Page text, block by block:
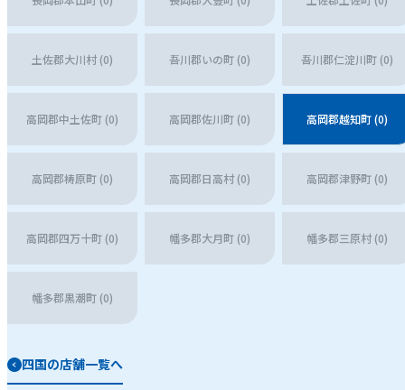
土佐郡大川村 (0) 吾川郡いの町 (0) 吾川郡仁淀川町 (0)
高岡郡中土佐町 (0) 高岡郡佐川町 (0) 高岡郡越知町 (0)
高岡郡梼原町 (0) 高岡郡日高村 (0) 高岡郡津野町 (0)
高岡郡四万十町 (0) 幡多郡大月町 (0) 幡多郡三原村 (0)
幡多郡黒潮町 (0)
四国の店舗一覧へ